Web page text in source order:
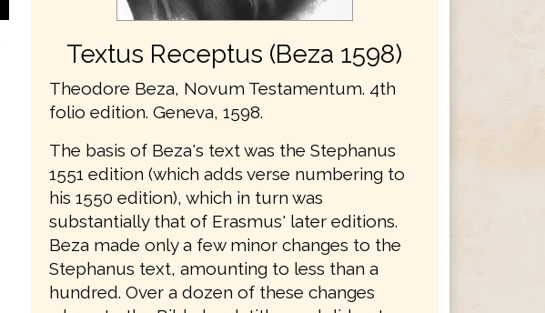
Textus Receptus (Beza 1598)
Theodore Beza, Novum Testamentum. 4th
folio edition. Geneva, 1598.
The basis of Beza's text was the Stephanus
1551 edition (which adds verse numbering to
his 1550 edition), which in turn was
substantially that of Erasmus' later editions.
Beza made only a few minor changes to the
Stephanus text, amounting to less than a
hundred. Over a dozen of these changes